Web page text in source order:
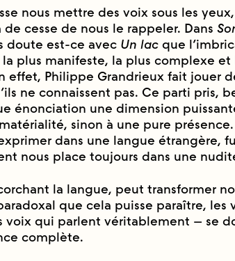
nous mettre des voix sous les
de cesse de nous le rappeler. Dans
doute est-ce avec Un lacque
plus manifeste, la plus complexe et
effet, Philippe Grandrieux fait jouer
ne connaissent pas. Ce parti pris,
énonciation une dimension
sinon à une pure
dans une langue étrangère,
nous place toujours dans une
la langue, peut transformer
que cela puisse paraître,
voix qui parlent véritablement – se
complète.